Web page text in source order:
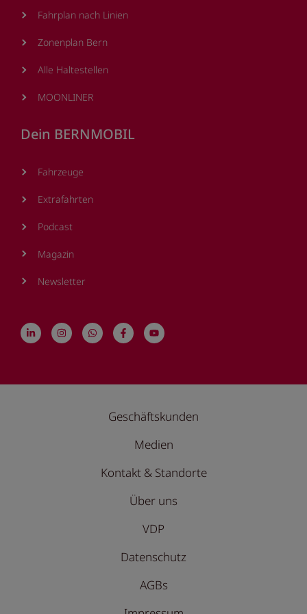
Fahrplan nach Linien
Zonenplan Bern
Alle Haltestellen
MOONLINER
Dein BERNMOBIL
Fahrzeuge
Extrafahrten
Podcast
Magazin
Newsletter
Geschäftskunden
Medien
Kontakt & Standorte
Über uns
VDP
Datenschutz
AGBs